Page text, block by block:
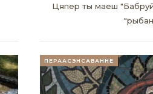
Цяпер ты маеш
ПЕРААСЭНСАВАННЕ